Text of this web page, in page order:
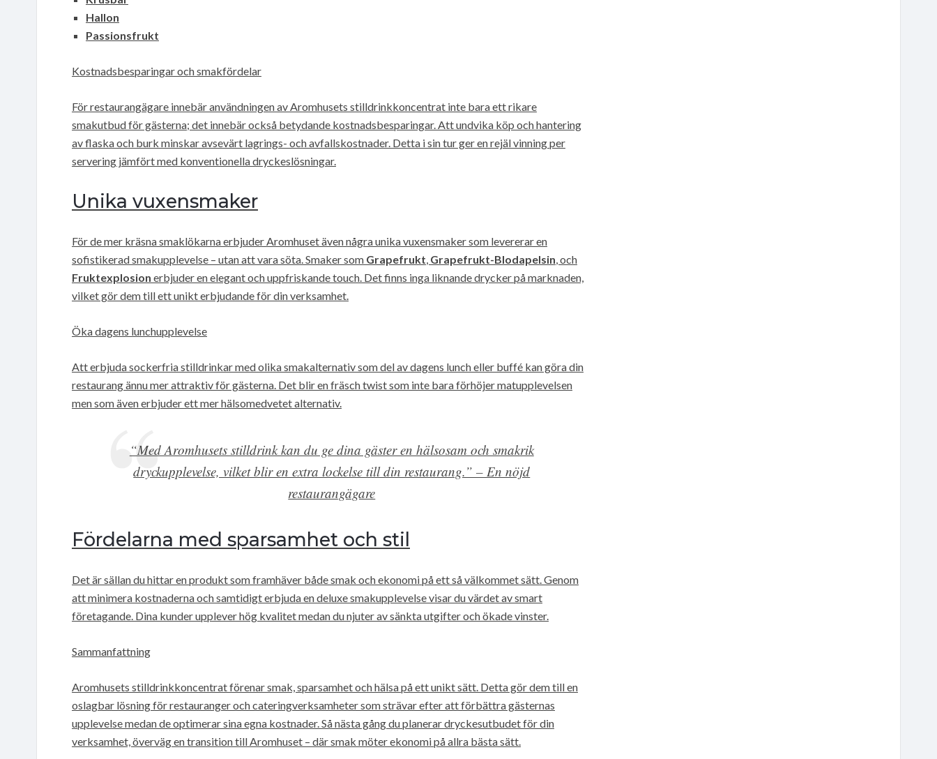
Hallon
Passionsfrukt
Kostnadsbesparingar och smakfördelar
För restaurangägare innebär användningen av Aromhusets stilldrinkkoncentrat inte bara ett rikare
smakutbud för gästerna; det innebär också betydande kostnadsbesparingar. Att undvika köp och hantering
av flaska och burk minskar avsevärt lagrings- och avfallskostnader. Detta i sin tur ger en rejäl vinning per
servering jämfört med konventionella dryckeslösningar.
Unika vuxensmaker
För de mer kräsna smaklökarna erbjuder Aromhuset även några unika vuxensmaker som levererar en
sofistikerad smakupplevelse – utan att vara söta. Smaker som Grapefrukt, Grapefrukt-Blodapelsin, och
Fruktexplosion erbjuder en elegant och uppfriskande touch. Det finns inga liknande drycker på marknaden,
vilket gör dem till ett unikt erbjudande för din verksamhet.
Öka dagens lunchupplevelse
Att erbjuda sockerfria stilldrinkar med olika smakalternativ som del av dagens lunch eller buffé kan göra din
restaurang ännu mer attraktiv för gästerna. Det blir en fräsch twist som inte bara förhöjer matupplevelsen
men som även erbjuder ett mer hälsomedvetet alternativ.
“Med Aromhusets stilldrink kan du ge dina gäster en hälsosam och smakrik
dryckupplevelse, vilket blir en extra lockelse till din restaurang.” – En nöjd
restaurangägare
Fördelarna med sparsamhet och stil
Det är sällan du hittar en produkt som framhäver både smak och ekonomi på ett så välkommet sätt. Genom
att minimera kostnaderna och samtidigt erbjuda en deluxe smakupplevelse visar du värdet av smart
företagande. Dina kunder upplever hög kvalitet medan du njuter av sänkta utgifter och ökade vinster.
Sammanfattning
Aromhusets stilldrinkkoncentrat förenar smak, sparsamhet och hälsa på ett unikt sätt. Detta gör dem till en
oslagbar lösning för restauranger och cateringverksamheter som strävar efter att förbättra gästernas
upplevelse medan de optimerar sina egna kostnader. Så nästa gång du planerar dryckesutbudet för din
verksamhet, överväg en transition till Aromhuset – där smak möter ekonomi på allra bästa sätt.